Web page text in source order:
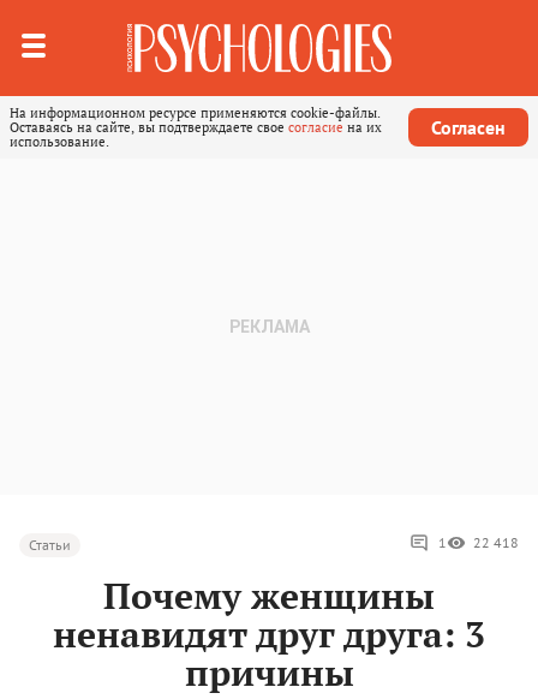
На информационном ресурсе применяются cookie-файлы.
Оставаясь на сайте, вы подтверждаете свое согласие на их
использование.
Согласен
Статьи 1 22 418
Почему женщины
ненавидят друг друга: 3
причины